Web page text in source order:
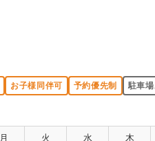
お子様同伴可 予約優先制 駐車場
月 火 水 木